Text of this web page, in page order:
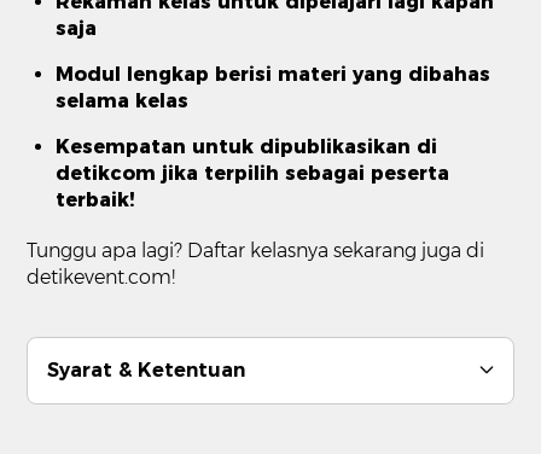
saja
Modul lengkap berisi materi yang dibahas
selama kelas
Kesempatan untuk dipublikasikan di
detikcom jika terpilih sebagai peserta
terbaik!
Tunggu apa lagi? Daftar kelasnya sekarang juga di
detikevent.com!
Syarat & Ketentuan